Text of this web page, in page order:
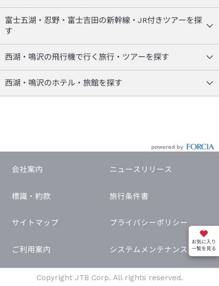
お気に入り
一覧を見る
富士五湖・忍野・富士吉田の新幹線・JR付きツアーを探
す
西湖・鳴沢の飛行機で行く旅行・ツアーを探す
西湖・鳴沢のホテル・旅館を探す
会社案内 ニュースリリース
標識・約款 旅行条件書
サイトマップ プライバシーポリシー
ご利用案内 システムメンテナンス
Copyright JTB Corp. All rights reserved.